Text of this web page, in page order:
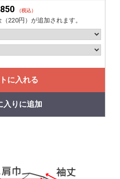
（税込）
220円）が追加されます。
に入れる
入りに追加